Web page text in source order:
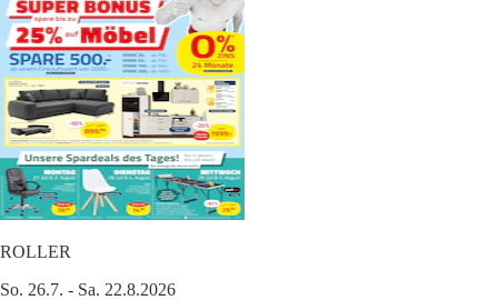
ROLLER
So. 26.7. - Sa. 22.8.2026